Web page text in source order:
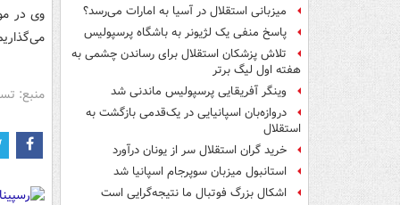
میزبانی استقلال در آسیا به امارات می‌رسد؟
پاسخ منفی یک لژیونر به باشگاه پرسپولیس
تلاش پزشکان استقلال برای رساندن چشمی به
هفته اول لیگ برتر
وینگر آفریقایی پرسپولیس ماندنی شد
دروازه‌بان اسپانیایی در یک‌قدمی بازگشت به
استقلال
خرید گران استقلال سر از یونان درآورد
استانبول میزبان سوپرجام اسپانیا شد
اشکال بزرگ فوتبال ما نتیجه‌گرایی است
وی در
منبع: